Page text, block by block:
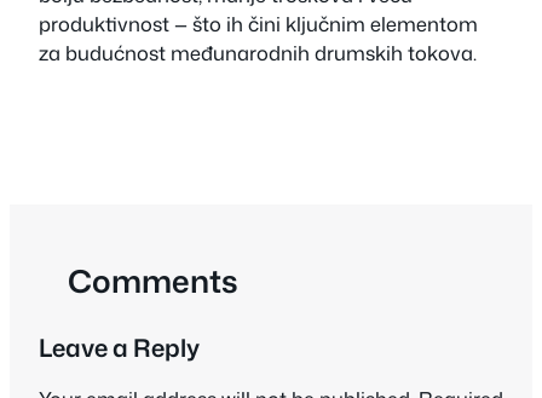
produktivnost — što ih čini ključnim elementom
za budućnost međunarodnih drumskih tokova.
Comments
Leave a Reply